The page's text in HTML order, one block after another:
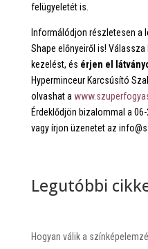
felügyeletét is.
Informálódjon részletesen a
Shape előnyeiről is!
kezelést, és érjen el
Hyperminceur Karcsúsító
olvashat a
Érdeklődjön bizalommal a
vagy írjon üzenetet az
Legutóbbi
Hogyan válik a